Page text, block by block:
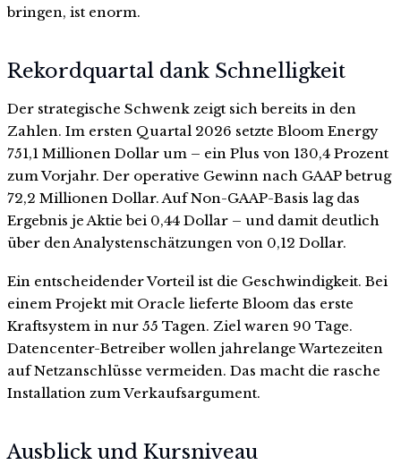
bringen, ist enorm.
Rekordquartal dank Schnelligkeit
Der strategische Schwenk zeigt sich bereits in den
Zahlen. Im ersten Quartal 2026 setzte Bloom Energy
751,1 Millionen Dollar um – ein Plus von 130,4 Prozent
zum Vorjahr. Der operative Gewinn nach GAAP betrug
72,2 Millionen Dollar. Auf Non-GAAP-Basis lag das
Ergebnis je Aktie bei 0,44 Dollar – und damit deutlich
über den Analystenschätzungen von 0,12 Dollar.
Ein entscheidender Vorteil ist die Geschwindigkeit. Bei
einem Projekt mit Oracle lieferte Bloom das erste
Kraftsystem in nur 55 Tagen. Ziel waren 90 Tage.
Datencenter-Betreiber wollen jahrelange Wartezeiten
auf Netzanschlüsse vermeiden. Das macht die rasche
Installation zum Verkaufsargument.
Ausblick und Kursniveau